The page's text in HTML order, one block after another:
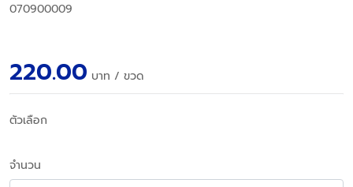
070900009
220.00 บาท / ขวด
ตัวเลือก
จำนวน